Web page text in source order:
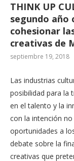
THINK UP
segundo año
cohesionar
creativas de
septiembre 19, 2018
Las industrias
posibilidad para la
en el talento y la
con la intención
oportunidades a
debate sobre la
creativas que